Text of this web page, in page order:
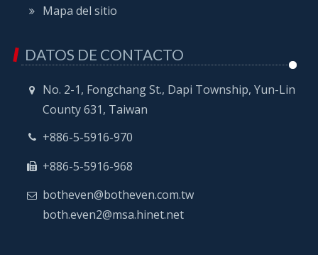
Mapa del sitio
DATOS DE CONTACTO
No. 2-1, Fongchang St., Dapi Township, Yun-Lin
County 631, Taiwan
+886-5-5916-970
+886-5-5916-968
botheven@botheven.com.tw
both.even2@msa.hinet.net